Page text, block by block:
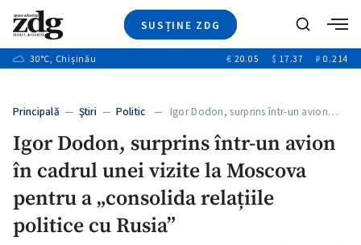
SUSȚINE ZDG
Ştiri
+9
Video
Special
+1
Blog
Caută
30°C, Chișinău € 20.05 $ 17.37 ₽ 0.214
Principală — Ştiri — Politic — Igor Dodon, surprins într-un avion…
Igor Dodon, surprins într-un avion
în cadrul unei vizite la Moscova
pentru a „consolida relațiile
politice cu Rusia”